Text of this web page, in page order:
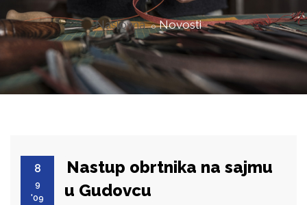
Naslovna Novosti
8
9
'09
Nastup obrtnika na sajmu
u Gudovcu